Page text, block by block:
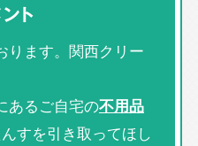
ト
ります。関西クリー
あるご自宅の不用品
すを引き取ってほし